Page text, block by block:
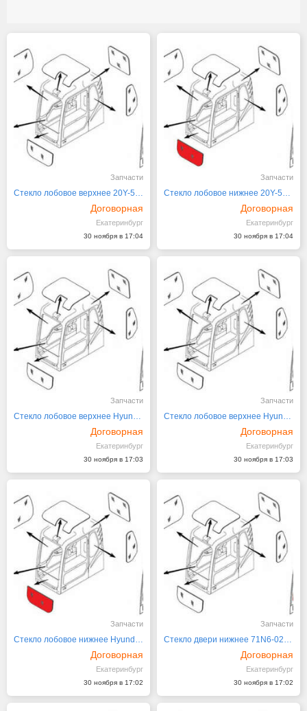
Запчасти
Стекло лобовое верхнее 20Y-53-11520 KOMATSU
Договорная
Екатеринбург
30 ноября в 17:04
Запчасти
Стекло лобовое нижнее 20Y-53-11601
Договорная
Екатеринбург
30 ноября в 17:04
Запчасти
Стекло лобовое верхнее Hyundai 71EH-10851 R1
Договорная
Екатеринбург
30 ноября в 17:03
Запчасти
Стекло лобовое верхнее Hyundai 71N4-02700/71
Договорная
Екатеринбург
30 ноября в 17:03
Запчасти
Стекло лобовое нижнее Hyundai 71N6-02710/71N
Договорная
Екатеринбург
30 ноября в 17:02
Запчасти
Стекло двери нижнее 71N6-02720 Hyundai R140
Договорная
Екатеринбург
30 ноября в 17:02